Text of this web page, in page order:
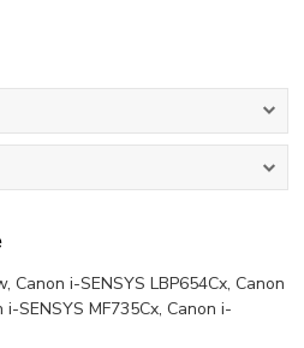
Canon i-SENSYS LBP654Cx, Canon
SENSYS MF735Cx, Canon i-